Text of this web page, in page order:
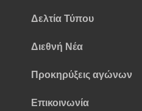
Δελτία Τύπου
Διεθνή Νέα
Προκηρύξεις αγώνων
Επικοινωνία